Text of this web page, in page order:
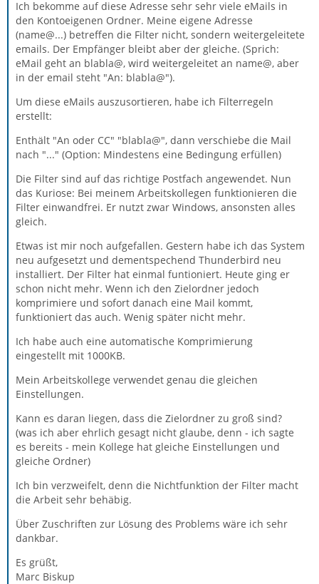
Ich bekomme auf diese Adresse sehr sehr viele eMails in
den Kontoeigenen Ordner. Meine eigene Adresse
(name@...) betreffen die Filter nicht, sondern weitergeleitete
emails. Der Empfänger bleibt aber der gleiche. (Sprich:
eMail geht an blabla@, wird weitergeleitet an name@, aber
in der email steht "An: blabla@").
Um diese eMails auszusortieren, habe ich Filterregeln
erstellt:
Enthält "An oder CC" "blabla@", dann verschiebe die Mail
nach "..." (Option: Mindestens eine Bedingung erfüllen)
Die Filter sind auf das richtige Postfach angewendet. Nun
das Kuriose: Bei meinem Arbeitskollegen funktionieren die
Filter einwandfrei. Er nutzt zwar Windows, ansonsten alles
gleich.
Etwas ist mir noch aufgefallen. Gestern habe ich das System
neu aufgesetzt und dementspechend Thunderbird neu
installiert. Der Filter hat einmal funtioniert. Heute ging er
schon nicht mehr. Wenn ich den Zielordner jedoch
komprimiere und sofort danach eine Mail kommt,
funktioniert das auch. Wenig später nicht mehr.
Ich habe auch eine automatische Komprimierung
eingestellt mit 1000KB.
Mein Arbeitskollege verwendet genau die gleichen
Einstellungen.
Kann es daran liegen, dass die Zielordner zu groß sind?
(was ich aber ehrlich gesagt nicht glaube, denn - ich sagte
es bereits - mein Kollege hat gleiche Einstellungen und
gleiche Ordner)
Ich bin verzweifelt, denn die Nichtfunktion der Filter macht
die Arbeit sehr behäbig.
Über Zuschriften zur Lösung des Problems wäre ich sehr
dankbar.
Es grüßt,
Marc Biskup